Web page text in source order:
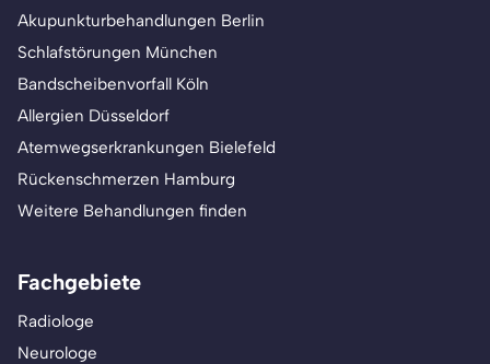
Akupunkturbehandlungen Berlin
Schlafstörungen München
Bandscheibenvorfall Köln
Allergien Düsseldorf
Atemwegserkrankungen Bielefeld
Rückenschmerzen Hamburg
Weitere Behandlungen finden
Fachgebiete
Radiologe
Neurologe